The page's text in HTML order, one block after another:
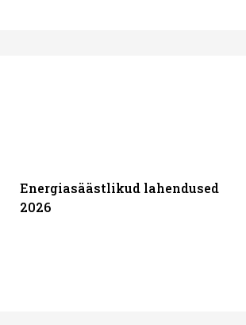
Energiasäästlikud lahendused
2026